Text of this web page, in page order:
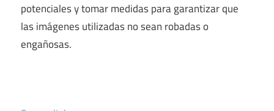
potenciales y tomar medidas para garantizar que
las imágenes utilizadas no sean robadas o
engañosas.